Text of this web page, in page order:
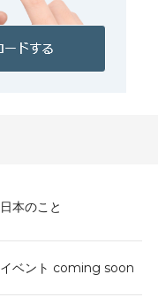
日本のこと
イベント coming soon